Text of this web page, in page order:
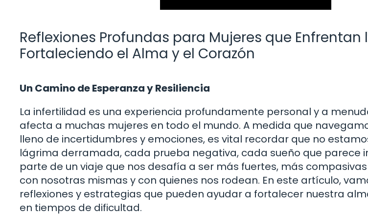
Reflexiones Profundas para Mujeres que
Fortaleciendo el Alma y el Corazón
Un Camino de Esperanza y Resiliencia
La infertilidad es una experiencia profundamente personal y a
afecta a muchas mujeres en todo el mundo. A medida que
lleno de incertidumbres y emociones, es vital recordar que no
lágrima derramada, cada prueba negativa, cada sueño que parece
parte de un viaje que nos desafía a ser más fuertes, más
con nosotras mismas y con quienes nos rodean. En este artículo,
reflexiones y estrategias que pueden ayudar a fortalecer nuestra
en tiempos de dificultad.